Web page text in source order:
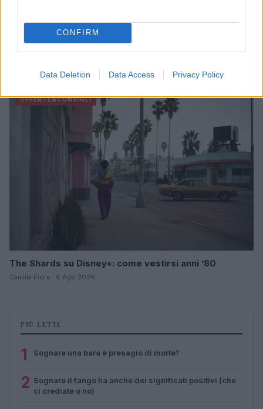
CONFIRM
Data Deletion Data Access Privacy Policy
Cristian Castiglioni · 6 Ago 2026
OFFERTE&CONSIGLI
The Shards su Disney+: come vestirsi anni ’80
Camilla Fiore · 6 Ago 2026
PIÙ LETTI
1 Sognare una bara è presagio di morte?
2 Sognare il fango ha anche dei significati positivi (che
ci crediate o no)